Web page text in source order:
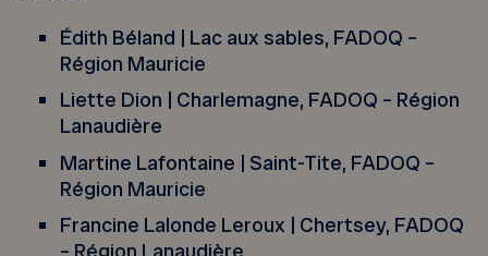
Édith Béland | Lac aux sables, FADOQ –
Région Mauricie
Liette Dion | Charlemagne, FADOQ – Région
Lanaudière
Martine Lafontaine | Saint-Tite, FADOQ –
Région Mauricie
Francine Lalonde Leroux | Chertsey, FADOQ